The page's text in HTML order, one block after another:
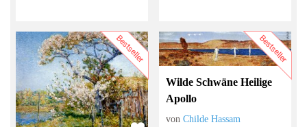
Bestseller Bestseller
Wilde Schwäne Heilige
Apollo
vonChilde Hassam